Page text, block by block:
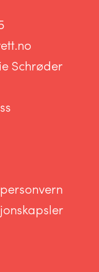
Schrøder